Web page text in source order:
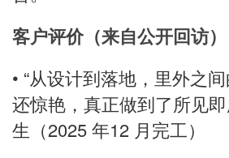
客户评价（来自公开回访）
• “从设计到落地，里外之
还惊艳，真正做到了所见
生（2025 年12 月完工）